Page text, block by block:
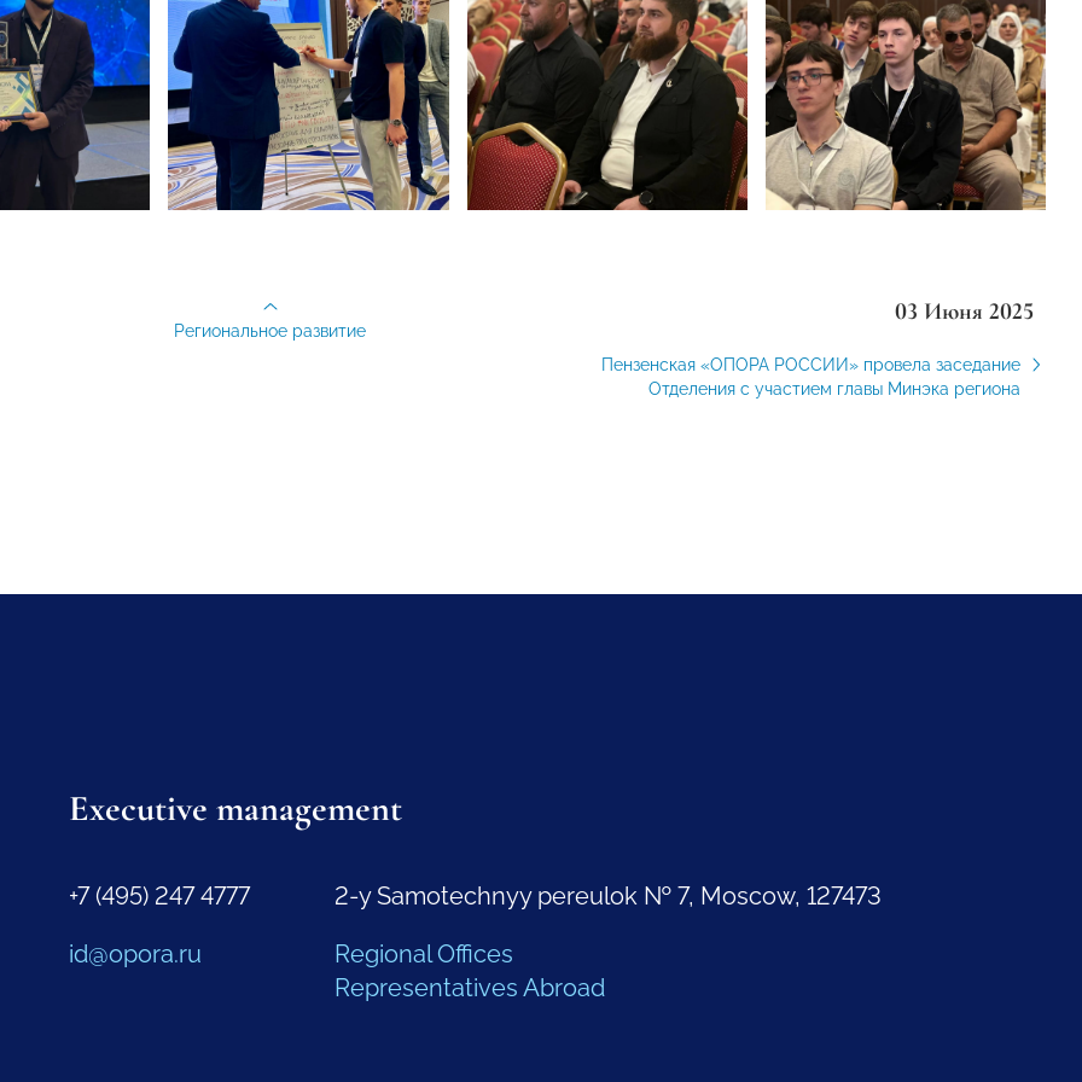
03 Июня 2025
Пензенская «ОПОРА РОССИИ» провела заседание
Отделения с участием главы Минэка региона
Региональное развитие
Executive management
+7 (495) 247 4777
id@opora.ru
2-y Samotechnyy pereulok № 7, Moscow, 127473
Regional Offices
Representatives Abroad